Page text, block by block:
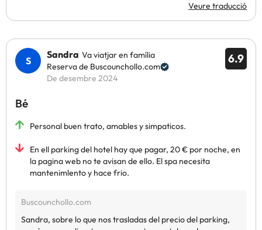
Veure traducció
6.9
Sandra Va viatjar en família
Reserva de Buscounchollo.com
De desembre 2024
Bé
Personal buen trato, amables y simpaticos.
En ell parking del hotel hay que pagar, 20 € por noche, en
la pagina web no te avisan de ello. El spa necesita
mantenimlento y hace frio.